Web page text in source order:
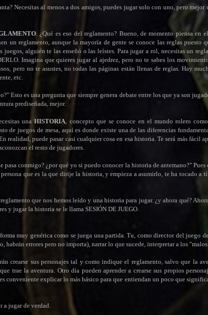
Necesitas al menos a dos amigos, puedes jugar solo con uno, pero mejor
. ¿Qué es eso del reglamento? Bueno, de momento piensa
un reglamento, aunque la mayoría de gente se conoce las reglas puesto
juegos, alguién te las enseñó o las leístes. Para jugar a rol, necesitas un
Imagina que quieres jugar al ajedrez, pero no te sabes los
pero no te asustes, no todas las páginas están llenas de reglas. Hay
etc.
Esto es una pregunta que siempre genera debate entre los que ya son
prediseñada, mejor.
unaHISTORIA, concepto que se conoce en el mundo rolero
de juegos de mesa, aquí es donde existe una de las diferencias
realidad, puede pasar casi cualquier cosa en esa historia. Te será más fácil
el resto de jugadores.
pasa conmigo? ¿por qué yo si puedo conocer la historia de antemano?" Pues
que es la que dirije la historia, y empieza a asumirlo, te ha tocado a
que nos hemos leído y una historia para jugar. ¿y ahora qué?
y jugar la historia se le llama SESIÓN DE JUEGO.
muy genérica como se juega una partida. Tu, como director del juego
habrán errores pero no importa), narrar lo que sucede, interpretar a los
crearse sus personajes tal y como indique el reglamento, salvo que la
trae la aventura. Otro día pueden aprender a crearse sus propios
conveniente explicar lo más básico para que entiendan un poco que
a jugar de verdad.